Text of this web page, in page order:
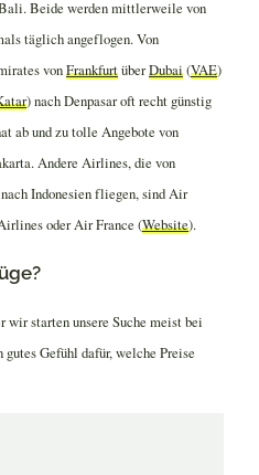
Beide werden mittlerweile von
täglich angeflogen. Von
vonFrankfurtüberDubai(VAE)
) nach Denpasar oft recht günstig
ab und zu tolle Angebote von
Andere Airlines, die von
Indonesien fliegen, sind Air
oder Air France (Website).
starten unsere Suche meist bei
Gefühl dafür, welche Preise